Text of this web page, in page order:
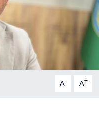
A- A+